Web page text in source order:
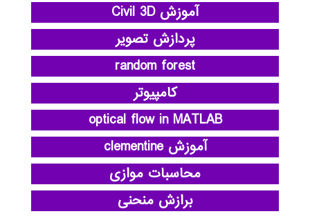
آموزش Civil 3D
پردازش تصویر
random forest
کامپیوتر
optical flow in MATLAB
آموزش clementine
محاسبات موازی
برازش منحنی